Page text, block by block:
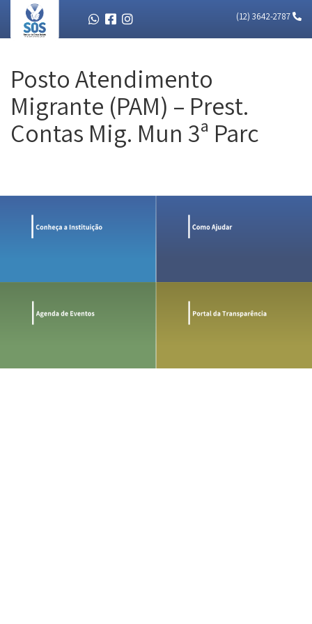
(12) 3642-2787
Posto Atendimento
Migrante (PAM) – Prest.
Contas Mig. Mun 3ª Parc